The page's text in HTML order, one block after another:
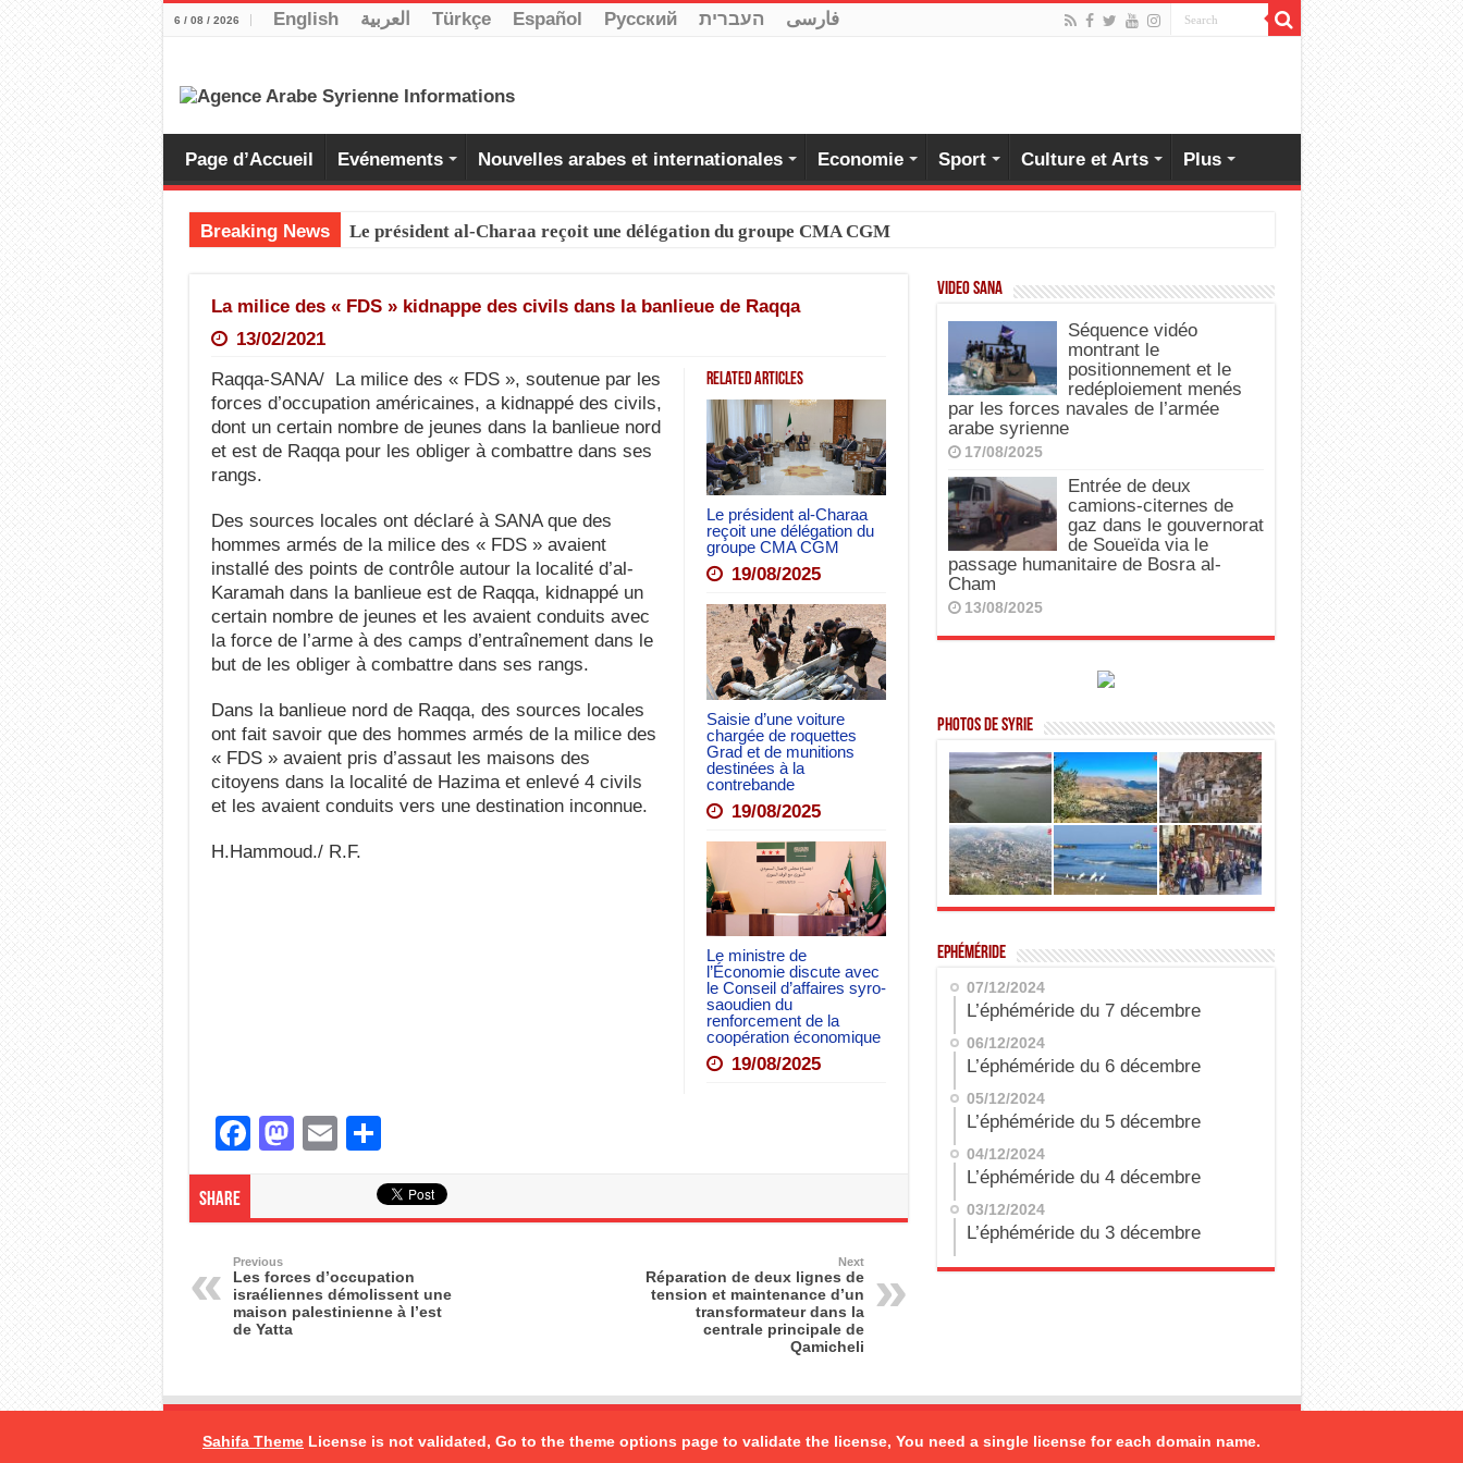
6 / 08 / 2026 English العربية Türkçe Español Pусский העברית فارسی
Page d’Accueil Evénements Nouvelles arabes et internationales Economie Sport Culture et Arts Plus
Breaking News Le président al-Charaa reçoit une délégation du groupe CMA CGM
La milice des « FDS » kidnappe des civils dans la banlieue de Raqqa
13/02/2021
Related Articles
Le président al-Charaa
reçoit une délégation du
groupe CMA CGM
19/08/2025
Saisie d’une voiture
chargée de roquettes
Grad et de munitions
destinées à la
contrebande
19/08/2025
Le ministre de
l’Économie discute avec
le Conseil d’affaires syro-
saoudien du
renforcement de la
coopération économique
19/08/2025
Raqqa-SANA/ La milice des « FDS », soutenue par les
forces d’occupation américaines, a kidnappé des civils,
dont un certain nombre de jeunes dans la banlieue nord
et est de Raqqa pour les obliger à combattre dans ses
rangs.
Des sources locales ont déclaré à SANA que des
hommes armés de la milice des « FDS » avaient
installé des points de contrôle autour la localité d’al-
Karamah dans la banlieue est de Raqqa, kidnappé un
certain nombre de jeunes et les avaient conduits avec
la force de l’arme à des camps d’entraînement dans le
but de les obliger à combattre dans ses rangs.
Dans la banlieue nord de Raqqa, des sources locales
ont fait savoir que des hommes armés de la milice des
« FDS » avaient pris d’assaut les maisons des
citoyens dans la localité de Hazima et enlevé 4 civils
et les avaient conduits vers une destination inconnue.
H.Hammoud./ R.F.
F
a
b
o
o
M
d
o
E
ar
Share
Previous
Les forces d’occupation
israéliennes démolissent une
maison palestinienne à l’est
de Yatta
Next
Réparation de deux lignes de
tension et maintenance d’un
transformateur dans la
centrale principale de
Qamicheli
Video SANA
Séquence vidéo
montrant le
positionnement et le
redéploiement menés
par les forces navales de l’armée
arabe syrienne
17/08/2025
Entrée de deux
camions-citernes de
gaz dans le gouvernorat
de Soueïda via le
passage humanitaire de Bosra al-
Cham
13/08/2025
Photos de Syrie
Ephéméride
07/12/2024
L’éphéméride du 7 décembre
06/12/2024
L’éphéméride du 6 décembre
05/12/2024
L’éphéméride du 5 décembre
04/12/2024
L’éphéméride du 4 décembre
03/12/2024
L’éphéméride du 3 décembre
Sahifa Theme License is not validated, Go to the theme options page to validate the license, You need a single license for each domain name.